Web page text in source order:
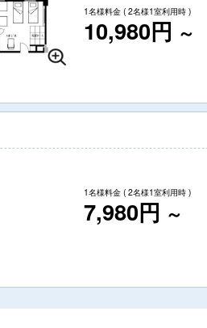
1名様料金 ( 2名様1室利用時 )
10,980円 ～
1名様料金 ( 2名様1室利用時 )
7,980円 ～